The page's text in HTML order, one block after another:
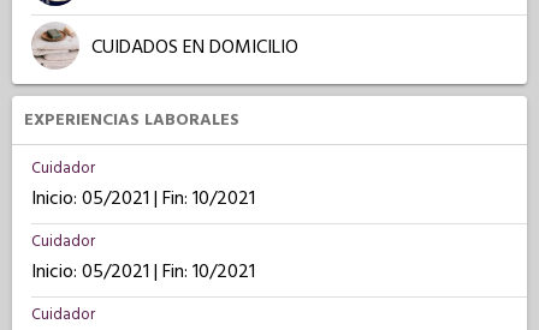
CUIDADOS EN DOMICILIO
EXPERIENCIAS LABORALES
Cuidador
Inicio: 05/2021 | Fin: 10/2021
Cuidador
Inicio: 05/2021 | Fin: 10/2021
Cuidador